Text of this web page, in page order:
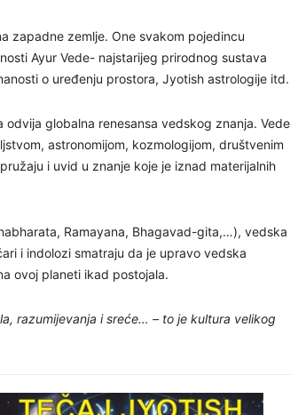
zapadne zemlje. One svakom pojedincu
Ayur Vede- najstarijeg prirodnog sustava
o uređenju prostora, Jyotish astrologije itd.
globalna renesansa vedskog znanja. Vede
astronomijom, kozmologijom, društvenim
i uvid u znanje koje je iznad materijalnih
Ramayana, Bhagavad-gita,…), vedska
i indolozi smatraju da je upravo vedska
ovoj planeti ikad postojala.
razumijevanja i sreće… – to je kultura velikog